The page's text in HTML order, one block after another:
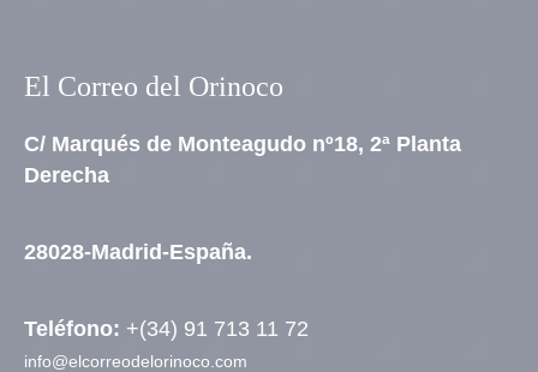
El Correo del Orinoco
C/ Marqués de Monteagudo nº18, 2ª Planta
Derecha
28028-Madrid-España.
Teléfono: +(34) 91 713 11 72
info@elcorreodelorinoco.com